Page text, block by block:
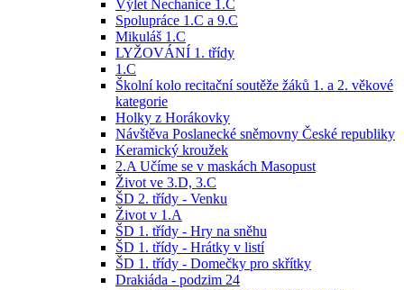
Výlet Nechanice 1.C
Spolupráce 1.C a 9.C
Mikuláš 1.C
LYŽOVÁNÍ 1. třídy
1.C
Školní kolo recitační soutěže žáků 1. a 2. věkové
kategorie
Holky z Horákovky
Návštěva Poslanecké sněmovny České republiky
Keramický kroužek
2.A Učíme se v maskách Masopust
Život ve 3.D, 3.C
ŠD 2. třídy - Venku
Život v 1.A
ŠD 1. třídy - Hry na sněhu
ŠD 1. třídy - Hrátky v listí
ŠD 1. třídy - Domečky pro skřítky
Drakiáda - podzim 24